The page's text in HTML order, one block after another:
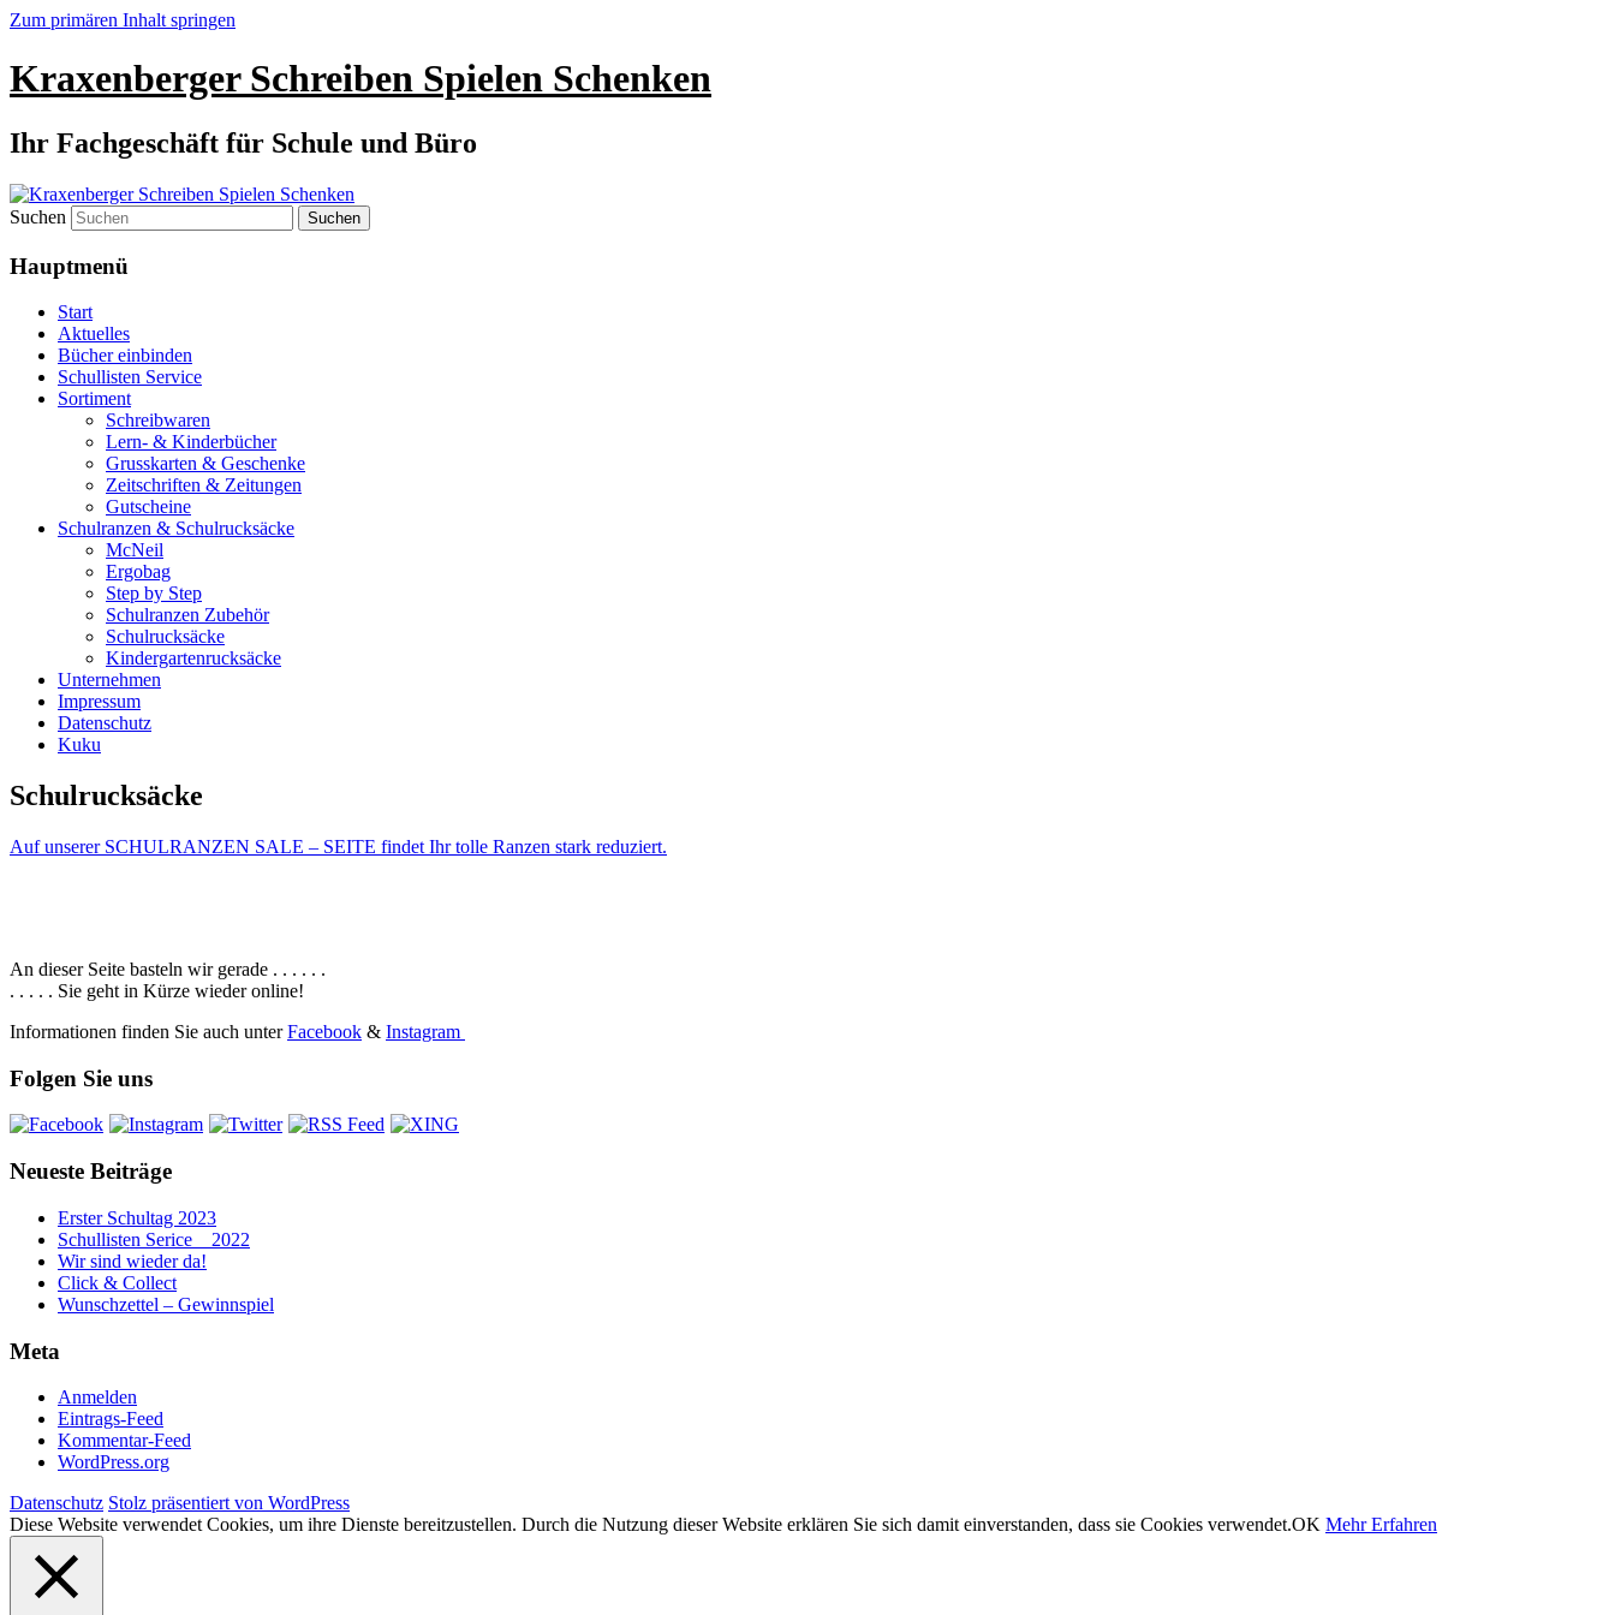
Zum primären Inhalt springen
Kraxenberger Schreiben Spielen Schenken
Ihr Fachgeschäft für Schule und Büro
Suchen
Hauptmenü
Start
Aktuelles
Bücher einbinden
Schullisten Service
Sortiment
Schreibwaren
Lern- & Kinderbücher
Grusskarten & Geschenke
Zeitschriften & Zeitungen
Gutscheine
Schulranzen & Schulrucksäcke
McNeil
Ergobag
Step by Step
Schulranzen Zubehör
Schulrucksäcke
Kindergartenrucksäcke
Unternehmen
Impressum
Datenschutz
Kuku
Schulrucksäcke
Auf unserer SCHULRANZEN SALE – SEITE findet Ihr tolle Ranzen stark reduziert.
An dieser Seite basteln wir gerade . . . . . .
. . . . . Sie geht in Kürze wieder online!
Informationen finden Sie auch unterFacebook & Instagram
Folgen Sie uns
Neueste Beiträge
Erster Schultag 2023
Schullisten Serice _ 2022
Wir sind wieder da!
Click & Collect
Wunschzettel – Gewinnspiel
Meta
Anmelden
Eintrags-Feed
Kommentar-Feed
WordPress.org
Datenschutz Stolz präsentiert von WordPress
Diese Website verwendet Cookies, um ihre Dienste bereitzustellen. Durch die Nutzung dieser Website erklären Sie sich damit einverstanden, dass sie Cookies verwendet.OK Mehr Erfahren